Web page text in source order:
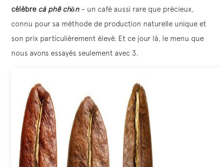
célèbre cà phê chồn– un café aussi rare que précieux,
connu pour sa méthode de production naturelle unique et
son prix particulièrement élevé. Et ce jour là, le menu que
nous avons essayés seulement avec 3.